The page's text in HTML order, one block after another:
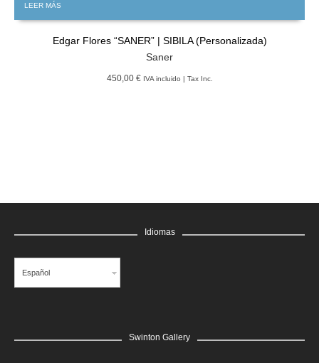
LEER MÁS
Edgar Flores “SANER” | SIBILA (Personalizada)
Saner
450,00 € IVA incluido | Tax Inc.
Idiomas
Español
Swinton Gallery